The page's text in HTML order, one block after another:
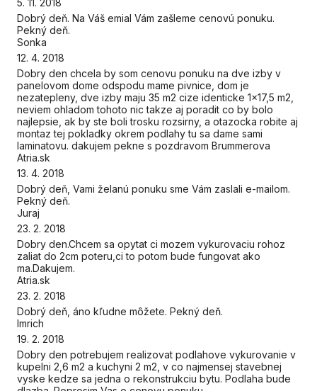
5. 11. 2018
Dobrý deň. Na Váš emial Vám zašleme cenovú ponuku.
Pekný deň.
Sonka
12. 4. 2018
Dobry den chcela by som cenovu ponuku na dve izby v
panelovom dome odspodu mame pivnice, dom je
nezatepleny, dve izby maju 35 m2 cize identicke 1x17,5 m2,
neviem ohladom tohoto nic takze aj poradit co by bolo
najlepsie, ak by ste boli trosku rozsirny, a otazocka robite aj
montaz tej pokladky okrem podlahy tu sa dame sami
laminatovu. dakujem pekne s pozdravom Brummerova
Atria.sk
13. 4. 2018
Dobrý deň, Vami želanú ponuku sme Vám zaslali e-mailom.
Pekný deň.
Juraj
23. 2. 2018
Dobry den.Chcem sa opytat ci mozem vykurovaciu rohoz
zaliat do 2cm poteru,ci to potom bude fungovat ako
ma.Dakujem.
Atria.sk
23. 2. 2018
Dobrý deň, áno kľudne môžete. Pekný deň.
Imrich
19. 2. 2018
Dobry den potrebujem realizovat podlahove vykurovanie v
kupelni 2,6 m2 a kuchyni 2 m2, v co najmensej stavebnej
vyske kedze sa jedna o rekonstrukciu bytu. Podlaha bude